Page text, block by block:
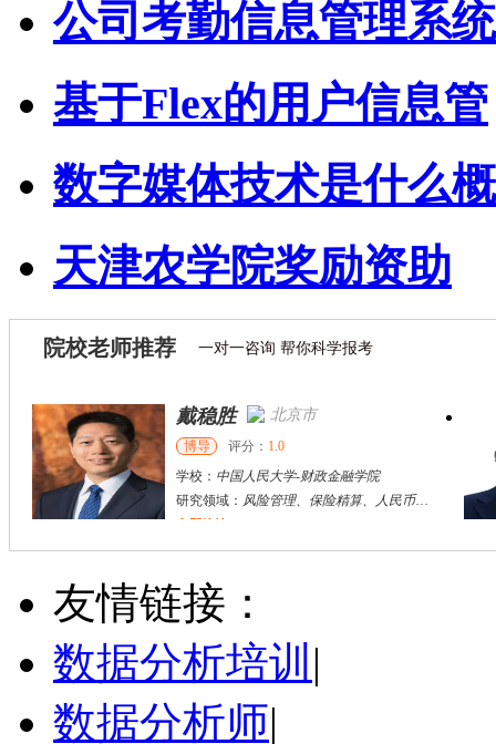
公司考勤信息管理系
基于Flex的用户信息管
数字媒体技术是什么
天津农学院奖励资助
院校老师推荐 一对一咨询 帮你科学报考
戴稳胜 北京市
博导 评分： 1.0
学校： 中国人民大学-财政金融学院
研究领域： 风险管理、保险精算、人民币国际化
陈传红 武汉市
硕导
学校：中南民族大学
立即咨询
友情链接：
数据分析培训 |
数据分析师|